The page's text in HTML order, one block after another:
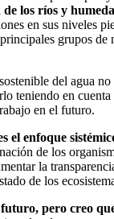
los ríos y
en sus niveles
grupos
del agua
teniendo en
en el futuro.
el enfoque
de los
la
de los
pero creo